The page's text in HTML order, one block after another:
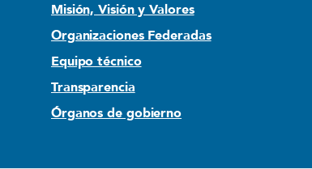
Misión, Visión y Valores
Organizaciones Federadas
Equipo técnico
Transparencia
Órganos de gobierno